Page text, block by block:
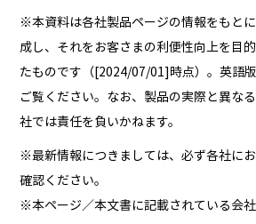
※本資料は各社製品ページの情報をもと
成し、それをお客さまの利便性向上を目
たものです（[2024/07/01]時点）。英語
ご覧ください。なお、製品の実際と異な
社では責任を負いかねます。
※最新情報につきましては、必ず各社に
確認ください。
※本ページ／本文書に記載されている会